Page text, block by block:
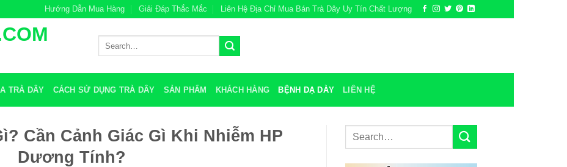
Hướng Dẫn Mua Hàng Giải Đáp Thắc Mắc Liên Hệ Địa Chỉ Mua Bán Trà Dây Uy Tín Chất Lượng
TRÀ DÂY CÁCH SỬ DỤNG TRÀ DÂY SẢN PHẨM KHÁCH HÀNG BỆNH DẠ DÀY LIÊN HỆ
Cần Cảnh Giác Gì Khi Nhiễm HP
Dương Tính?